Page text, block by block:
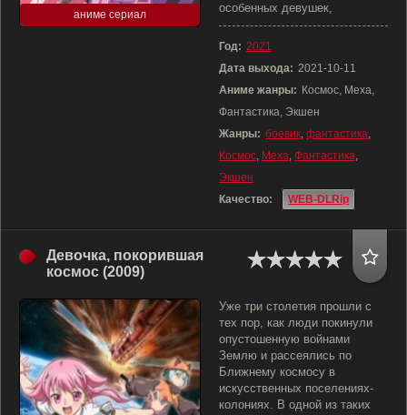
аниме сериал
особенных девушек,
Год: 2021
Дата выхода: 2021-10-11
Аниме жанры: Космос, Меха,
Фантастика, Экшен
Жанры: боевик, фантастика,
Космос, Меха, Фантастика,
Экшен
Качество:
WEB-DLRip
Девочка, покорившая
космос (2009)
Уже три столетия прошли с
тех пор, как люди покинули
опустошенную войнами
Землю и рассеялись по
Ближнему космосу в
искусственных поселениях-
колониях. В одной из таких